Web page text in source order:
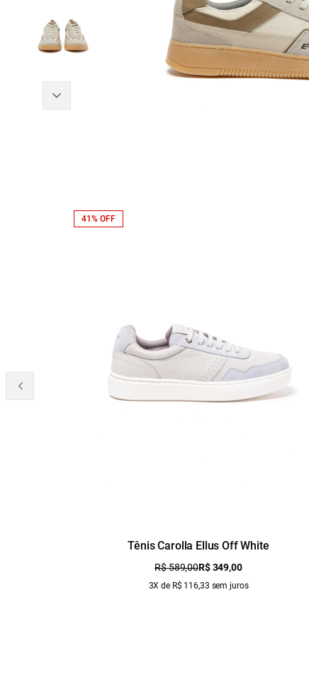
Tênis Carolla Ellus Off White
R$ 589,00R$ 349,00
3X de R$ 116,33 sem juros
41% OFF